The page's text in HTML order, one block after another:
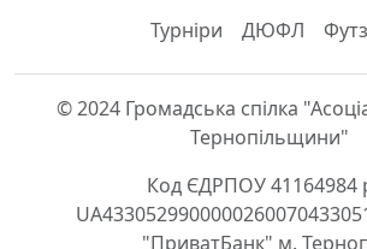
Турніри
ДЮФЛ
© 2024 Громадська спілка
Тернопільщини"
Код ЄДРПОУ 41164984
"ПриватБанк" м.